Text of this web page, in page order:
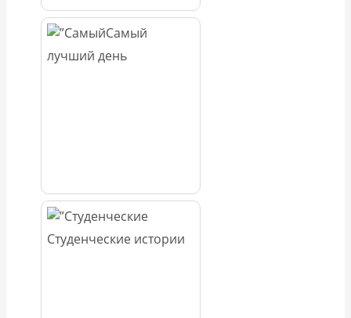
Самый
лучший день
Студенческие истории